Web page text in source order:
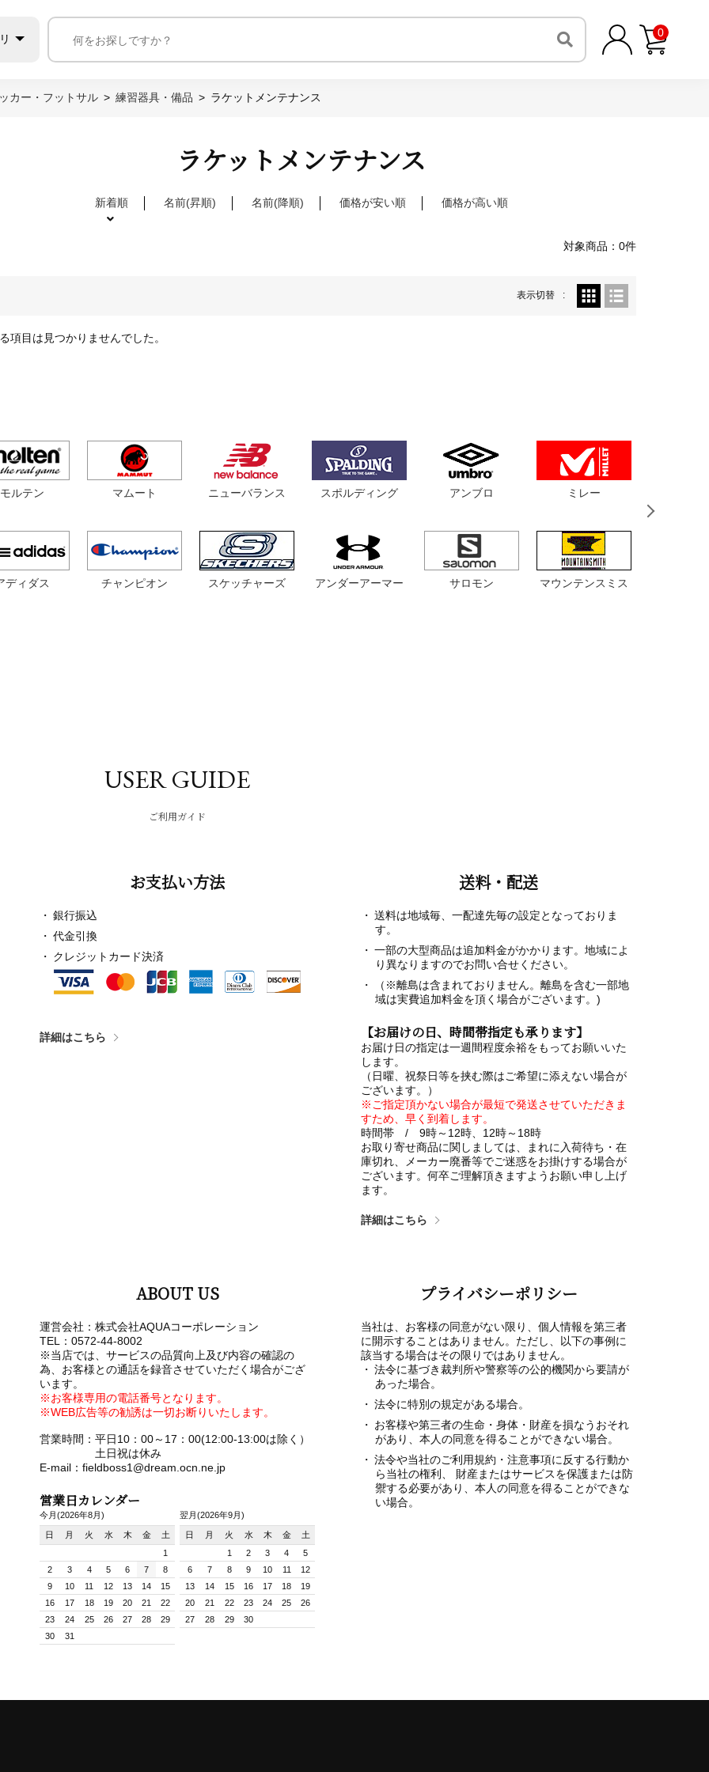
0
カー・フットサル 練習器具・備品 ラケットメンテナンス
ラケットメンテナンス
新着順 名前(昇順) 名前(降順) 価格が安い順 価格が高い順
対象商品：0件
表示切替
項目は見つかりませんでした。
モルテン
ディダス
マムート
チャンピオン
ニューバランス
スケッチャーズ
スポルディング
アンダーアーマー
アンブロ
サロモン
ミレー
マウンテンスミス
USER GUIDE
ご利用ガイド
お支払い方法
銀行振込
代金引換
クレジットカード決済
詳細はこちら
送料・配送
送料は地域毎、一配達先毎の設定となっておりま
す。
一部の大型商品は追加料金がかかります。地域によ
り異なりますのでお問い合せください。
（※離島は含まれておりません。離島を含む一部地
域は実費追加料金を頂く場合がございます。)
【お届けの日、時間帯指定も承ります】
お届け日の指定は一週間程度余裕をもってお願いいた
します。
（日曜、祝祭日等を挟む際はご希望に添えない場合が
ございます。）
※ご指定頂かない場合が最短で発送させていただきま
すため、早く到着します。
時間帯 / 9時～12時、12時～18時
お取り寄せ商品に関しましては、まれに入荷待ち・在
庫切れ、メーカー廃番等でご迷惑をお掛けする場合が
ございます。何卒ご理解頂きますようお願い申し上げ
ます。
詳細はこちら
ABOUT US
運営会社：株式会社AQUAコーポレーション
TEL：0572-44-8002
※当店では、サービスの品質向上及び内容の確認の
為、お客様との通話を録音させていただく場合がござ
います。
※お客様専用の電話番号となります。
※WEB広告等の勧誘は一切お断りいたします。
営業時間：平日10：00～17：00(12:00-13:00は除く）
土日祝は休み
E-mail：fieldboss1@dream.ocn.ne.jp
営業日カレンダー
今月(2026年8月)
日 月 火 水 木 金
土
1
2
3 4 5 6 7
8
9
10 11 12 13 14
15
16
17 18 19 20 21
22
23
24 25 26 27 28
29
30
31
翌月(2026年9月)
日 月 火 水 木 金
土
1
2 3 4
5
6
7 8 9 10 11
12
13
14 15 16 17 18
19
20
21 22 23 24 25
26
27
28 29 30
プライバシーポリシー
当社は、お客様の同意がない限り、個人情報を第三者
に開示することはありません。ただし、以下の事例に
該当する場合はその限りではありません。
法令に基づき裁判所や警察等の公的機関から要請が
あった場合。
法令に特別の規定がある場合。
お客様や第三者の生命・身体・財産を損なうおそれ
があり、本人の同意を得ることができない場合。
法令や当社のご利用規約・注意事項に反する行動か
ら当社の権利、 財産またはサービスを保護または防
禦する必要があり、本人の同意を得ることができな
い場合。